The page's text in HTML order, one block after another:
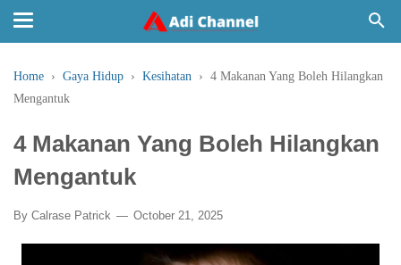
Home › Gaya Hidup › Kesihatan › 4 Makanan Yang Boleh Hilangkan
Mengantuk
4 Makanan Yang Boleh Hilangkan
Mengantuk
By Calrase Patrick October 21, 2025